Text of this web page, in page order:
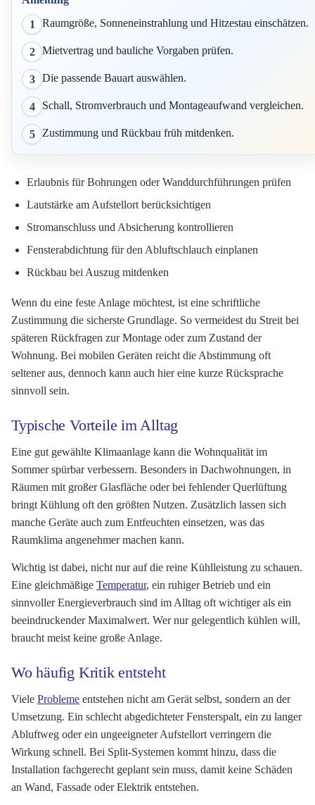
1 Raumgröße, Sonneneinstrahlung und Hitzestau einschätzen.
2 Mietvertrag und bauliche Vorgaben prüfen.
3 Die passende Bauart auswählen.
4 Schall, Stromverbrauch und Montageaufwand vergleichen.
5 Zustimmung und Rückbau früh mitdenken.
Erlaubnis für Bohrungen oder Wanddurchführungen prüfen
Lautstärke am Aufstellort berücksichtigen
Stromanschluss und Absicherung kontrollieren
Fensterabdichtung für den Abluftschlauch einplanen
Rückbau bei Auszug mitdenken
Wenn du eine feste Anlage möchtest, ist eine schriftliche
Zustimmung die sicherste Grundlage. So vermeidest du Streit bei
späteren Rückfragen zur Montage oder zum Zustand der
Wohnung. Bei mobilen Geräten reicht die Abstimmung oft
seltener aus, dennoch kann auch hier eine kurze Rücksprache
sinnvoll sein.
Typische Vorteile im Alltag
Eine gut gewählte Klimaanlage kann die Wohnqualität im
Sommer spürbar verbessern. Besonders in Dachwohnungen, in
Räumen mit großer Glasfläche oder bei fehlender Querlüftung
bringt Kühlung oft den größten Nutzen. Zusätzlich lassen sich
manche Geräte auch zum Entfeuchten einsetzen, was das
Raumklima angenehmer machen kann.
Wichtig ist dabei, nicht nur auf die reine Kühlleistung zu schauen.
Eine gleichmäßige Temperatur, ein ruhiger Betrieb und ein
sinnvoller Energieverbrauch sind im Alltag oft wichtiger als ein
beeindruckender Maximalwert. Wer nur gelegentlich kühlen will,
braucht meist keine große Anlage.
Wo häufig Kritik entsteht
Viele Probleme entstehen nicht am Gerät selbst, sondern an der
Umsetzung. Ein schlecht abgedichteter Fensterspalt, ein zu langer
Abluftweg oder ein ungeeigneter Aufstellort verringern die
Wirkung schnell. Bei Split-Systemen kommt hinzu, dass die
Installation fachgerecht geplant sein muss, damit keine Schäden
an Wand, Fassade oder Elektrik entstehen.